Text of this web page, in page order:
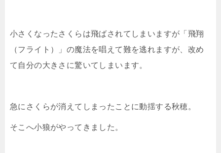
小さくなったさくらは飛ばされてしまいますが「飛翔
（フライト）」の魔法を唱えて難を逃れますが、改め
て自分の大きさに驚いてしまいます。
急にさくらが消えてしまったことに動揺する秋穂。
そこへ小狼がやってきました。